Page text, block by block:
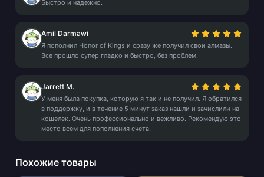
Быстро и надежно.
Amil Darmawi
Я пополнил Honor of Kings и сразу же получил свои алмазы.
Все прошло супер гладко и быстро, без проблем.
Jarrett M.
У меня была покупка, которую я так и не получил. Я обратился
в поддержку, и в течение 5 минут заказ нашли и зачислили на
кошелек. Очень профессионально и вежливо. Рекомендую это
место всем для пополнения счета.
Похожие товары